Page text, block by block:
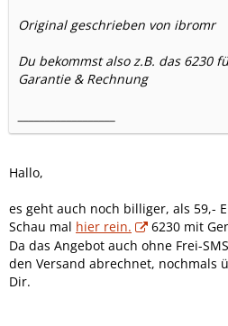
Original geschrieben von ibromr
Du bekommst also z.B. das 6230
Garantie & Rechnung
Hallo,
es geht auch noch billiger, als 59,-
Schau mal hier rein.
6230 mit
Da das Angebot auch ohne Frei-
den Versand abrechnet, nochmals
Dir.